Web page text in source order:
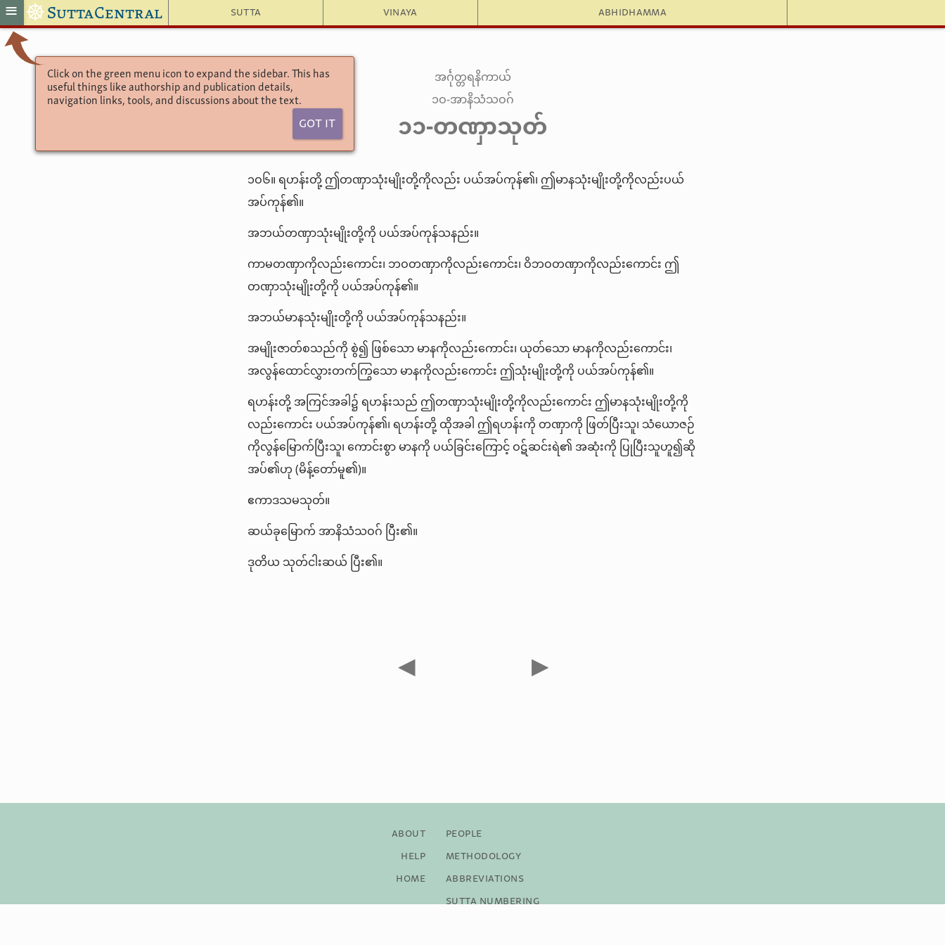
Sutta Vinaya Abhidhamma
≡ ☸ SuttaCentral
Click on the green menu icon to expand the sidebar. This has
useful things like authorship and publication details,
navigation links, tools, and discussions about the text.
Got It
အင်္ဂုတ္တရနိကာယ်
၁ဝ-အာနိသံသဝဂ်
၁၁-တဏှာသုတ်
၁ဝ၆။ ရဟန်းတို့ ဤတဏှာသုံးမျိုးတို့ကိုလည်း ပယ်အပ်ကုန်၏၊ ဤမာနသုံးမျိုးတို့ကိုလည်းပယ်
အပ်ကုန်၏။
အဘယ်တဏှာသုံးမျိုးတို့ကို ပယ်အပ်ကုန်သနည်း။
ကာမတဏှာကိုလည်းကောင်း၊ ဘဝတဏှာကိုလည်းကောင်း၊ ဝိဘဝတဏှာကိုလည်းကောင်း ဤ
တဏှာသုံးမျိုးတို့ကို ပယ်အပ်ကုန်၏။
အဘယ်မာနသုံးမျိုးတို့ကို ပယ်အပ်ကုန်သနည်း။
အမျိုးဇာတ်စသည်ကို စွဲ၍ ဖြစ်သော မာနကိုလည်းကောင်း၊ ယုတ်သော မာနကိုလည်းကောင်း၊
အလွန်ထောင်လွှားတက်ကြွသော မာနကိုလည်းကောင်း ဤသုံးမျိုးတို့ကို ပယ်အပ်ကုန်၏။
ရဟန်းတို့ အကြင်အခါ၌ ရဟန်းသည် ဤတဏှာသုံးမျိုးတို့ကိုလည်းကောင်း ဤမာနသုံးမျိုးတို့ကို
လည်းကောင်း ပယ်အပ်ကုန်၏၊ ရဟန်းတို့ ထိုအခါ ဤရဟန်းကို တဏှာကို ဖြတ်ပြီးသူ၊ သံယောဇဉ်
ကိုလွန်မြောက်ပြီးသူ၊ ကောင်းစွာ မာနကို ပယ်ခြင်းကြောင့် ဝဋ်ဆင်းရဲ၏ အဆုံးကို ပြုပြီးသူဟူ၍ဆို
အပ်၏ဟု (မိန့်တော်မူ၏)။
ဧကာဒသမသုတ်။
ဆယ်ခုမြောက် အာနိသံသဝဂ် ပြီး၏။
ဒုတိယ သုတ်ငါးဆယ် ပြီး၏။
◀ ▶
About
Help
Home
People
Methodology
Abbreviations
Sutta Numbering